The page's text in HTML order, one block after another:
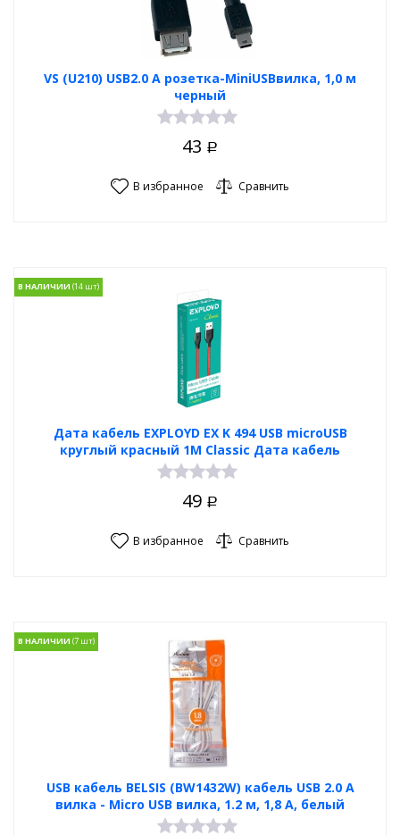
VS (U210) USB2.0 A розетка-MiniUSBвилка, 1,0 м
черный
43 Р
В избранное Сравнить
Дата кабель EXPLOYD EX K 494 USB microUSB
круглый красный 1М Classic Дата кабель
В НАЛИЧИИ
49 Р
В избранное Сравнить
USB кабель BELSIS (BW1432W) кабель USB 2.0 А
вилка - Micro USB вилка, 1.2 м, 1,8 А, белый
В НАЛИЧИИ